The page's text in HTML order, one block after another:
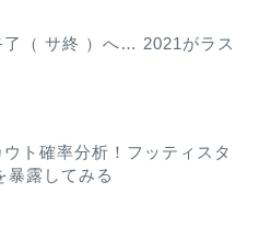
了（ サ終 ）へ… 2021がラス
ト確率分析！フッティスタ
暴露してみる